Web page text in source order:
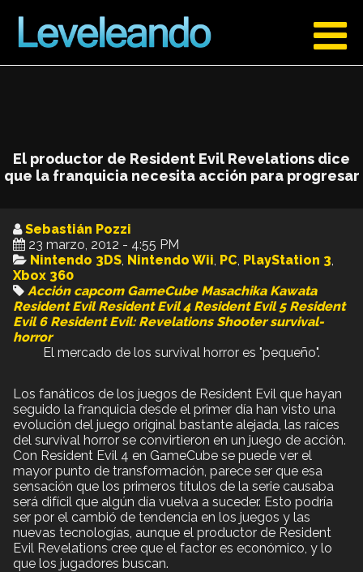
El productor de Resident Evil Revelations dice
que la franquicia necesita acción para progresar
Sebastián Pozzi
23 marzo, 2012 - 4:55 PM
Nintendo 3DS Nintendo Wii PC PlayStation 3
Xbox 360
Acción capcom GameCube Masachika Kawata
Resident Evil Resident Evil 4 Resident Evil 5 Resident
Evil 6 Resident Evil: Revelations Shooter survival-
horror
El mercado de los survival horror es "pequeño".
Los fanáticos de los juegos de Resident Evil que hayan
seguido la franquicia desde el primer día han visto una
evolución del juego original bastante alejada, las raíces
del survival horror se convirtieron en un juego de acción.
Con Resident Evil 4 en GameCube se puede ver el
mayor punto de transformación, parece ser que esa
sensación que los primeros títulos de la serie causaba
será difícil que algún día vuelva a suceder. Esto podría
ser por el cambió de tendencia en los juegos y las
nuevas tecnologías, aunque el productor de Resident
Evil Revelations cree que el factor es económico, y lo
que los jugadores buscan.